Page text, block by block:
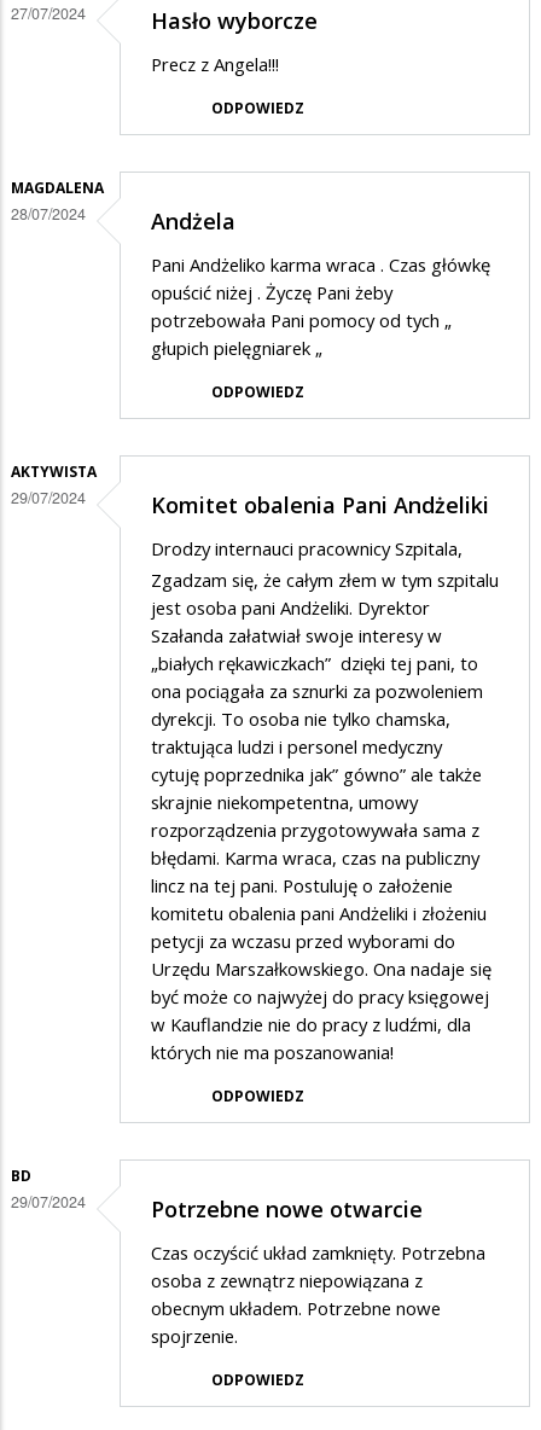
27/07/2024 Hasło wyborcze
Precz z Angela!!!
ODPOWIEDZ
MAGDALENA
28/07/2024 Andżela
Pani Andżeliko karma wraca . Czas główkę
opuścić niżej . Życzę Pani żeby
potrzebowała Pani pomocy od tych „
głupich pielęgniarek „
ODPOWIEDZ
AKTYWISTA
29/07/2024 Komitet obalenia Pani Andżeliki
Drodzy internauci pracownicy Szpitala,
Zgadzam się, że całym złem w tym szpitalu
jest osoba pani Andżeliki. Dyrektor
Szałanda załatwiał swoje interesy w
„białych rękawiczkach” dzięki tej pani, to
ona pociągała za sznurki za pozwoleniem
dyrekcji. To osoba nie tylko chamska,
traktująca ludzi i personel medyczny
cytuję poprzednika jak” gówno” ale także
skrajnie niekompetentna, umowy
rozporządzenia przygotowywała sama z
błędami. Karma wraca, czas na publiczny
lincz na tej pani. Postuluję o założenie
komitetu obalenia pani Andżeliki i złożeniu
petycji za wczasu przed wyborami do
Urzędu Marszałkowskiego. Ona nadaje się
być może co najwyżej do pracy księgowej
w Kauflandzie nie do pracy z ludźmi, dla
których nie ma poszanowania!
ODPOWIEDZ
BD
29/07/2024 Potrzebne nowe otwarcie
Czas oczyścić układ zamknięty. Potrzebna
osoba z zewnątrz niepowiązana z
obecnym układem. Potrzebne nowe
spojrzenie.
ODPOWIEDZ